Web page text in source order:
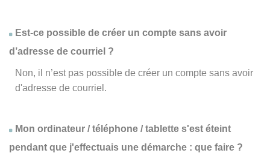
Est-ce possible de créer un compte sans avoir
d’adresse de courriel ?
Non, il n’est pas possible de créer un compte sans avoir
d'adresse de courriel.
Mon ordinateur / téléphone / tablette s'est éteint
pendant que j'effectuais une démarche : que faire ?